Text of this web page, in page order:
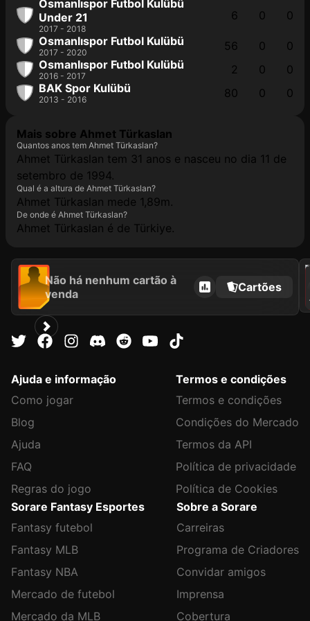
Osmanlıspor Futbol Kulübü
Under 21
2017 - 2018
6 0
0
Osmanlıspor Futbol Kulübü
2017 - 2020 56 0
0
Osmanlıspor Futbol Kulübü
2016 - 2017 2 0
0
BAK Spor Kulübü
2013 - 2016 80 0 0
Mais sobre Ahmet Türkaslan
Quantos anos tem Ahmet Türkaslan?
Ahmet Türkaslan tem 31 anos e nasceu no dia 11 de
setembro de 1994.
Qual é a altura de Ahmet Türkaslan?
Ahmet Türkaslan mede 1,89m.
De onde é Ahmet Türkaslan?
Ahmet Türkaslan é de Türkiye.
Não há nenhum cartão à
venda
Cartões
2021
Ajuda e informação
Como jogar
Blog
Ajuda
FAQ
Regras do jogo
Termos e condições
Termos e condições
Condições do Mercado
Termos da API
Política de privacidade
Política de Cookies
Sorare Fantasy Esportes
Fantasy futebol
Fantasy MLB
Fantasy NBA
Mercado de futebol
Mercado da MLB
Sobre a Sorare
Carreiras
Programa de Criadores
Convidar amigos
Imprensa
Cobertura